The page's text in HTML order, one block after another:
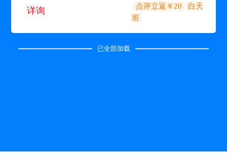
详询 点评立返￥20
白天
班
已全部加载